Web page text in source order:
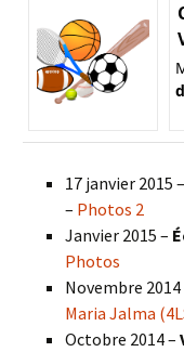
17 janvier 2015 –
– Photos 2
Janvier 2015 –
Photos
Novembre 2014
Maria Jalma
Octobre 2014 –